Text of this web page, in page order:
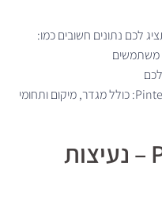
משתמשים
* והכי חשוב: פילוח קהל היעד שלכם ב-Pinterest: כולל מגדר, מיקום ותחומי
3. PROMOTED PINS – נעיצות